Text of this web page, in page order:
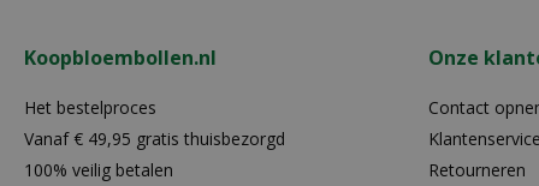
Koopbloembollen.nl
Het bestelproces
Vanaf € 49,95 gratis thuisbezorgd
100% veilig betalen
Onze
Contact
Klantenservice
Retourneren